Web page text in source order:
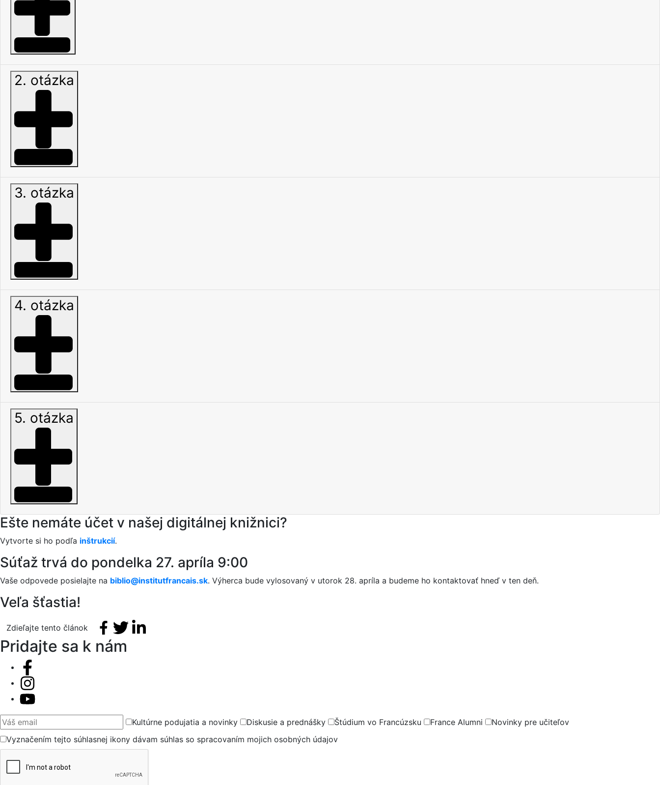
2. otázka
3. otázka
4. otázka
5. otázka
Ešte nemáte účet v našej digitálnej knižnici?
Vytvorte si ho podľa inštrukcií.
Súťaž trvá do pondelka 27. apríla 9:00
Vaše odpovede posielajte na biblio@institutfrancais.sk. Výherca bude vylosovaný v utorok 28. apríla a budeme ho kontaktovať hneď v ten deň.
Veľa šťastia!
Zdieľajte tento článok Facebook share
TweetLinkedin share
Pridajte sa k nám
Váš email Kultúrne podujatia a novinky Diskusie a prednášky Štúdium vo Francúzsku France Alumni
Novinky pre učiteľov
Vyznačením tejto súhlasnej ikony dávam súhlas so spracovaním mojich osobných údajov